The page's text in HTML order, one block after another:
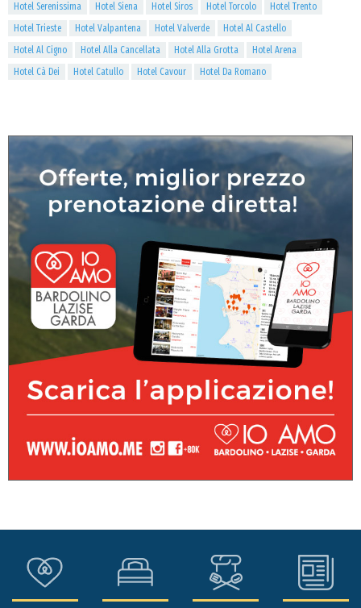
Hotel Serenissima
Hotel Siena Hotel Siros Hotel Torcolo
Hotel Trento
Hotel Trieste
Hotel Valpantena Hotel Valverde
Hotel Al Castello
Hotel Al Cigno
Hotel Alla Cancellata Hotel Alla Grotta
Hotel Arena
Hotel Cà Dei
Hotel Catullo Hotel Cavour Hotel Da Romano